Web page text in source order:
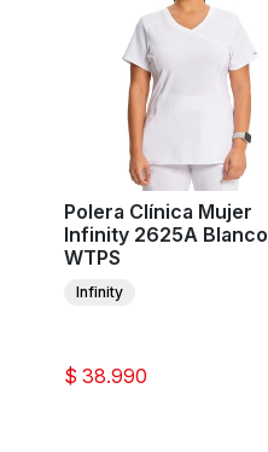
Polera Clínica Mujer
Infinity 2625A Blanco
WTPS
Infinity
$ 38.990